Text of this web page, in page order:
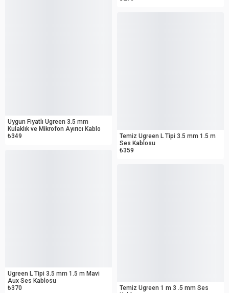
Uygun Fiyatlı Ugreen 3.5 mm
Kulaklık ve Mikrofon Ayırıcı Kablo
₺349
Ugreen L Tipi 3.5 mm 1.5 m Mavi
Aux Ses Kablosu
₺370
Temiz Ugreen L Tipi 3.5 mm 1.5 m
Ses Kablosu
₺359
Temiz Ugreen 1 m 3 .5 mm Ses